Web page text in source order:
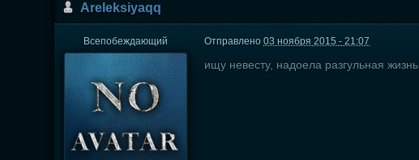
Areleksiyaqq
Всепобеждающий Отправлено03 ноября 2015 - 21:07
ищу невесту, надоела разгульная жизнь